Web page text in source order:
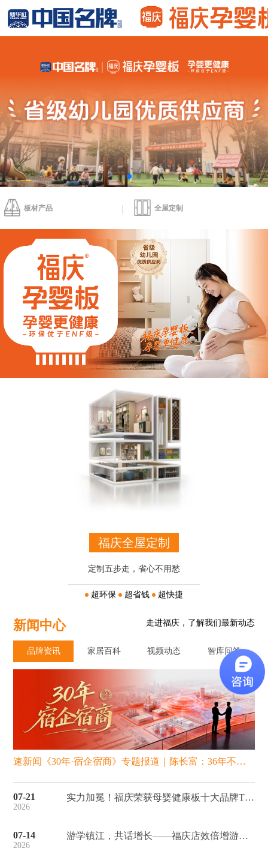
板材产品 全屋定制
福庆全屋定制
定制五步走，省心不用愁
超环保 超省钱 超快捷
新闻中心 走进福庆，了解我们最新动态
品牌资讯 家居百科 视频动态 智库问答
速新闻《30年·宿企宿商》专题报道｜陈长富：36年不追风口，只信“品质”这一条路
07-21
2026
实力加冕！福庆荣获母婴健康板十大品牌TOP1
07-14
2026
游学镇江，共话增长——福庆店效倍增游学会·镇江站圆满举行！